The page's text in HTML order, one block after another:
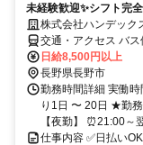
未経験歓迎✨シフト完
株式会社ハンデック
交通・アクセス バ
日給8,500円以上
長野県長野市
勤務時間詳細 実働
り1日 〜 20日 ★勤
【夜勤】 ⏰21:00～
仕事内容 ✅日払い